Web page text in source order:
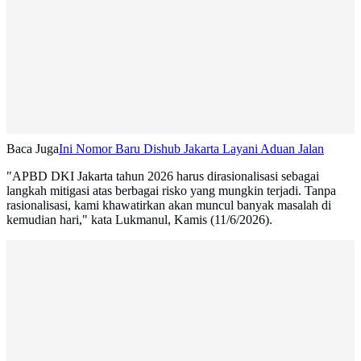
Baca JugaIni Nomor Baru Dishub Jakarta Layani Aduan Jalan
"APBD DKI Jakarta tahun 2026 harus dirasionalisasi sebagai
langkah mitigasi atas berbagai risko yang mungkin terjadi. Tanpa
rasionalisasi, kami khawatirkan akan muncul banyak masalah di
kemudian hari," kata Lukmanul, Kamis (11/6/2026).